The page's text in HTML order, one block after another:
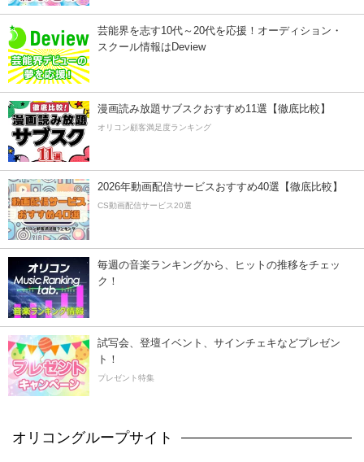
芸能界を志す10代～20代を応援！オーディション・
スクール情報はDeview
漫画読み放題サブスクおすすめ11選【徹底比較】
オリコン顧客満足度ランキング
2026年動画配信サービスおすすめ40選【徹底比較】
CS動画配信サービス20選
毎週の音楽ランキングから、ヒットの推移をチェッ
ク！
試写会、登壇イベント、サインチェキなどプレゼン
ト！
プレゼント特集
オリコングループサイト